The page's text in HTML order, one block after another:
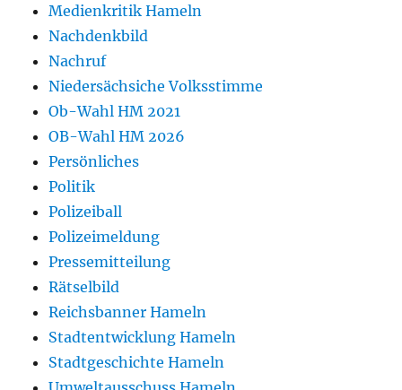
Medienkritik Hameln
Nachdenkbild
Nachruf
Niedersächsiche Volksstimme
Ob-Wahl HM 2021
OB-Wahl HM 2026
Persönliches
Politik
Polizeiball
Polizeimeldung
Pressemitteilung
Rätselbild
Reichsbanner Hameln
Stadtentwicklung Hameln
Stadtgeschichte Hameln